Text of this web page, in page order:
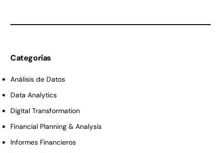
Categorías
Análisis de Datos
Data Analytics
Digital Transformation
Financial Planning & Analysis
Informes Financieros